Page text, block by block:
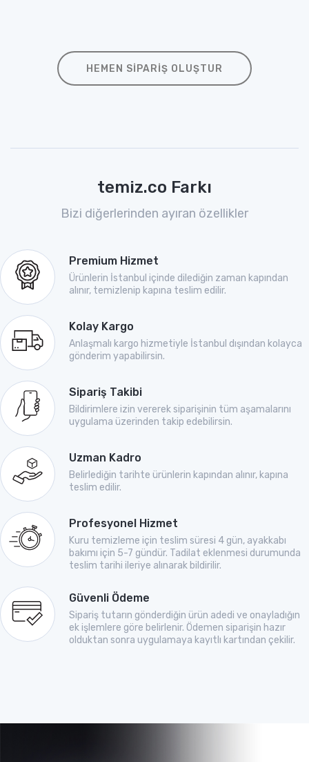
HEMEN SIPARIŞ OLUŞTUR
temiz.co Farkı
Bizi diğerlerinden ayıran özellikler
Premium Hizmet
Ürünlerin İstanbul içinde dilediğin zaman kapından
alınır, temizlenip kapına teslim edilir.
Kolay Kargo
Anlaşmalı kargo hizmetiyle İstanbul dışından kolayca
gönderim yapabilirsin.
Sipariş Takibi
Bildirimlere izin vererek siparişinin tüm aşamalarını
uygulama üzerinden takip edebilirsin.
Uzman Kadro
Belirlediğin tarihte ürünlerin kapından alınır, kapına
teslim edilir.
Profesyonel Hizmet
Kuru temizleme için teslim süresi 4 gün, ayakkabı
bakımı için 5-7 gündür. Tadilat eklenmesi durumunda
teslim tarihi ileriye alınarak bildirilir.
Güvenli Ödeme
Sipariş tutarın gönderdiğin ürün adedi ve onayladığın
ek işlemlere göre belirlenir. Ödemen siparişin hazır
olduktan sonra uygulamaya kayıtlı kartından çekilir.